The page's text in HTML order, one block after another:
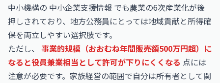
中小機構の 中小企業支援情報 でも農業の6次産業化が後
押しされており、地方公務員にとっては地域貢献と所得確
保を両立しやすい選択肢です。
ただし、 事業的規模（おおむね年間販売額500万円超）に
なると役員兼業相当として許可が下りにくくなる 点には
注意が必要です。家族経営の範囲で自分は所有者として関